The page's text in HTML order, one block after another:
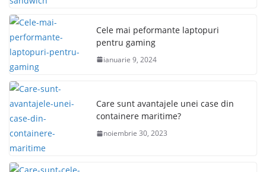
Cele mai peformante laptopuri
pentru gaming
ianuarie 9, 2024
Care sunt avantajele unei case din
containere maritime?
noiembrie 30, 2023